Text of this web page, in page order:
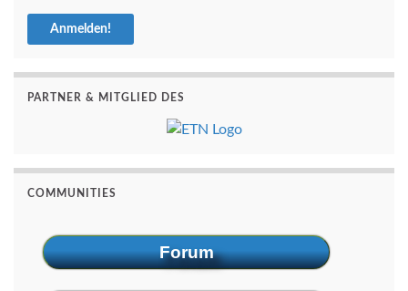
PARTNER & MITGLIED DES
COMMUNITIES
Forum